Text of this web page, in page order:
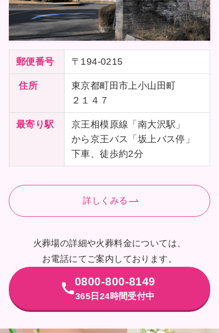
郵便番号 〒194-0215
住所
東京都町田市上小山田町
２１４７
最寄り駅
京王相模原線「南大沢駅」
から京王バス「坂上バス停」
下車、徒歩約2分
詳しくみる
火葬場の詳細や火葬料金については、
お電話にてご案内しております。
0800-800-8149
365日24時間受付中